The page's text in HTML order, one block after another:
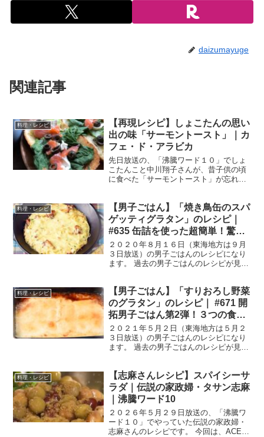
daizumayuge
関連記事
料理・レシピ
【再現レシピ】しょこたんの思い
出の味「サーモントースト」｜カ
フェ・ド・アラビカ
先日放送の、「沸騰ワード１０」でしょ
こたんこと中川翔子さんが、昔子供の頃
に食べた「サーモントースト」が忘れら
探してもう一度作ってもらってました。
その「サーモントースト」...
料理・レシピ
【男子ごはん】「焼き鳥缶のスパ
ゲッティグラタン」のレシピ｜
#635 缶詰を使った超簡単！驚き
アレンジレシピ
２０２０年８月１６日（東海地方は９月
３日放送）の男子ごはんのレシピになり
ます。 過去の男子ごはんのレシピが見た
ティグラタン （出典：） 材料 焼き鳥缶
（たれ味） ２缶...
料理・レシピ
【男子ごはん】「すりおろし野菜
のグラタン」のレシピ｜ #671 開
拓男子ごはん第2弾！３つの食材
だけで３品
２０２１年５月２日（東海地方は５月２
３日放送）の男子ごはんのレシピになり
ます。 過去の男子ごはんのレシピが見た
ラタン （出典：） 材料 鶏もも肉 1/2枚
（１５０g）...
料理・レシピ
【志麻さんレシピ】スパイシーサ
ラダ｜伝説の家政婦・タサン志麻
｜沸騰ワード10
２０２６年５月２９日放送の、「沸騰ワ
ード１０」でやっていた伝説の家政婦・
志麻さんのレシピです。 今回は、ACEes